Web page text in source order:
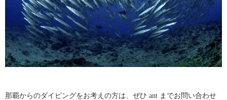
那覇からのダイビングをお考えの方は、ぜひ ant までお問い合わせ